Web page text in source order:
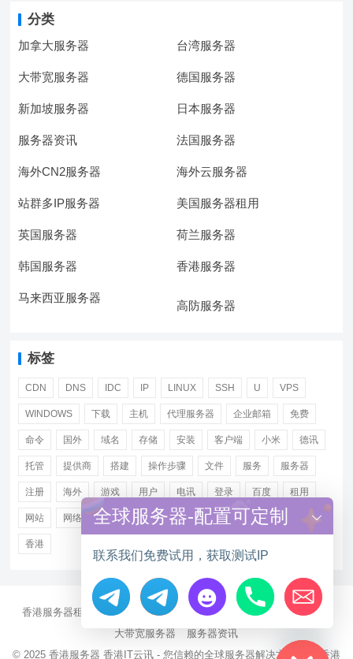
分类
加拿大服务器 台湾服务器
大带宽服务器 德国服务器
新加坡服务器 日本服务器
服务器资讯 法国服务器
海外CN2服务器 海外云服务器
站群多IP服务器 美国服务器租用
英国服务器 荷兰服务器
韩国服务器 香港服务器
马来西亚服务器
高防服务器
标签
CDN DNS IDC IP LINUX SSH U VPS
WINDOWS 下载 主机 代理服务器 企业邮箱 免费
命令 国外 域名 存储 安装 客户端 小米 德讯
托管 提供商 搭建 操作步骤 文件 服务 服务器
注册 海外 游戏 用户 电讯 登录 百度 租用
网站 网络 腾讯 虚拟主机 证书 配置 阿里
香港
香港服务器租用 海外CN2服务器 站群多IP服务器
海外云服务器
大带宽服务器
服务器资讯
© 2025 香港服务器 香港IT云讯 - 您信赖的全球服务器解决方案伙伴 香港
Hide chaty
全球服务器-配置可定制
联系我们免费试用，获取测试IP